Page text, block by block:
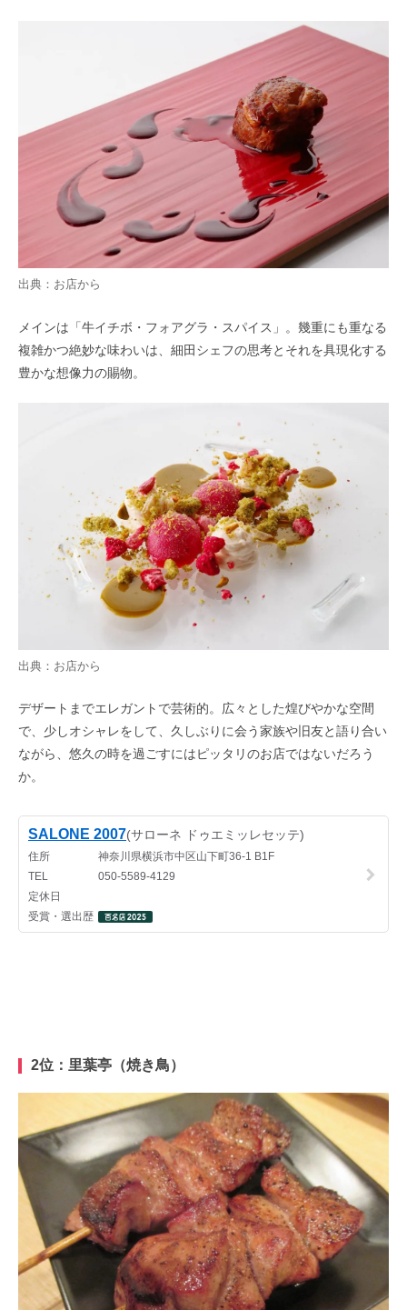
出典：お店から
メインは「牛イチボ・フォアグラ・スパイス」。幾重にも重なる
複雑かつ絶妙な味わいは、細田シェフの思考とそれを具現化する
豊かな想像力の賜物。
出典：お店から
デザートまでエレガントで芸術的。広々とした煌びやかな空間
で、少しオシャレをして、久しぶりに会う家族や旧友と語り合い
ながら、悠久の時を過ごすにはピッタリのお店ではないだろう
か。
2位：里葉亭（焼き鳥）